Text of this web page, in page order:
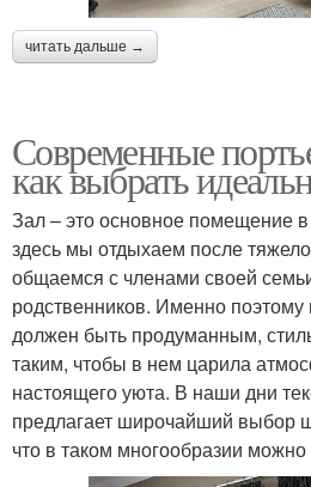
читать дальше →
Современные
как выбрать
Зал – это основное помещение
здесь мы отдыхаем после
общаемся с членами своей
родственников. Именно поэтому
должен быть продуманным,
таким, чтобы в нем царила
настоящего уюта. В наши дни
предлагает широчайший выбор
что в таком многообразии можно